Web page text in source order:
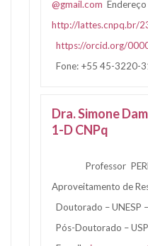
@gmail.com
http://lattes.cnpq.br/
https://orcid.org/
Fone: +55 45-3220-
Dra. Simone
1-D CNPq
Professor
Aproveitamento de
Doutorado – UNESP
Pós-Doutorado –